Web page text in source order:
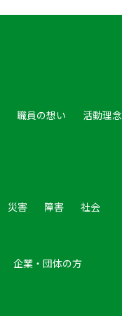
職員の想い 活動理念
災害 障害 社会
企業・団体の方